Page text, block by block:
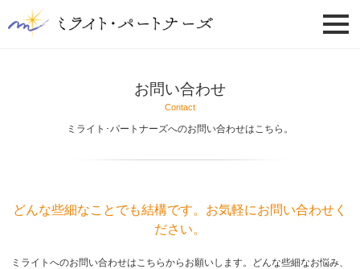
お問い合わせ
Contact
ミライト･パートナーズへのお問い合わせはこちら。
どんな些細なことでも結構です。お気軽にお問い合わせく
ださい。
ミライトへのお問い合わせはこちらからお願いします。どんな些細なお悩み、